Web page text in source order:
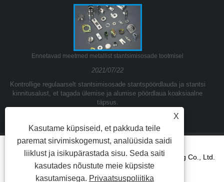
Ennetavad meetmed metallist stantsimisosade tootmisel
2021/07/22
Kontrollige regulaarselt stantsimisosade stantspöördlauda ja stantsi
kinnitusalust, et tagada ülemise ja alumise pöördlaua koaksiaalne
täpsus.
Autoriõigus © 2021Ningbo Yinzhou Kuangda Trading Co., Ltd.
Kõik õigused kaitstud.
X
Kasutame küpsiseid, et pakkuda teile
paremat sirvimiskogemust, analüüsida saidi
liiklust ja isikupärastada sisu. Seda saiti
kasutades nõustute meie küpsiste
kasutamisega. Privaatsuspoliitika